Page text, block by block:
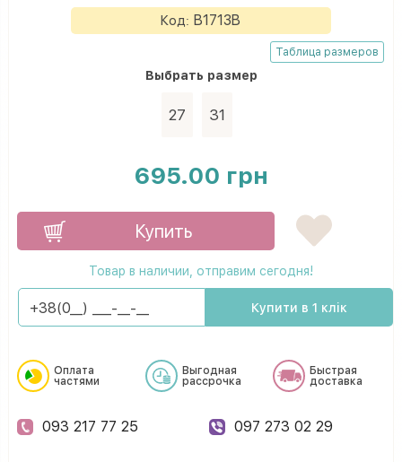
Код: B1713B
Таблица размеров
Выбрать размер
27 31
695.00 грн
Купить
Товар в наличии, отправим сегодня!
Купити в 1 клік
Оплата
частями
Выгодная
рассрочка
Быстрая
доставка
093 217 77 25 097 273 02 29